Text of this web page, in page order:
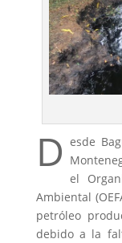
D esde
el
Ambiental
petróleo
debido a la